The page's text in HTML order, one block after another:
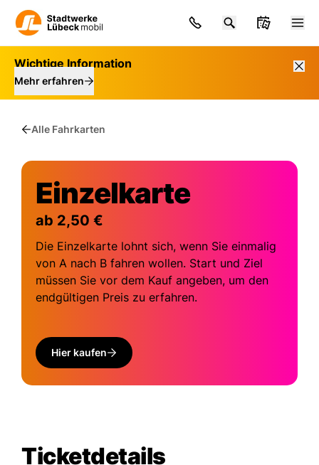
Wichtige Information
Mehr erfahren
Alle Fahrkarten
Einzelkarte
ab 2,50 €
Die Einzelkarte lohnt sich, wenn Sie einmalig
von A nach B fahren wollen. Start und Ziel
müssen Sie vor dem Kauf angeben, um den
endgültigen Preis zu erfahren.
Hier kaufen
Ticketdetails